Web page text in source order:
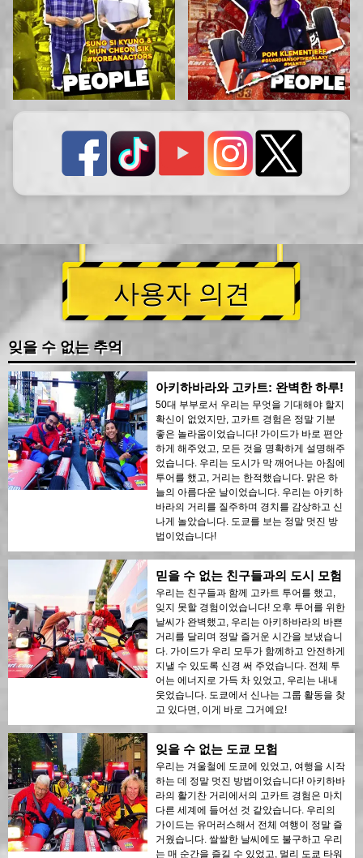
사용자 의견
잊을 수 없는 추억
아키하바라와 고카트: 완벽한 하루!
50대 부부로서 우리는 무엇을 기대해야 할지
확신이 없었지만, 고카트 경험은 정말 기분
좋은 놀라움이었습니다! 가이드가 바로 편안
하게 해주었고, 모든 것을 명확하게 설명해주
었습니다. 우리는 도시가 막 깨어나는 아침에
투어를 했고, 거리는 한적했습니다. 맑은 하
늘의 아름다운 날이었습니다. 우리는 아키하
바라의 거리를 질주하며 경치를 감상하고 신
나게 놀았습니다. 도쿄를 보는 정말 멋진 방
법이었습니다!
믿을 수 없는 친구들과의 도시 모험
우리는 친구들과 함께 고카트 투어를 했고,
잊지 못할 경험이었습니다! 오후 투어를 위한
날씨가 완벽했고, 우리는 아키하바라의 바쁜
거리를 달리며 정말 즐거운 시간을 보냈습니
다. 가이드가 우리 모두가 함께하고 안전하게
지낼 수 있도록 신경 써 주었습니다. 전체 투
어는 에너지로 가득 차 있었고, 우리는 내내
웃었습니다. 도쿄에서 신나는 그룹 활동을 찾
고 있다면, 이게 바로 그거예요!
잊을 수 없는 도쿄 모험
우리는 겨울철에 도쿄에 있었고, 여행을 시작
하는 데 정말 멋진 방법이었습니다! 아키하바
라의 활기찬 거리에서의 고카트 경험은 마치
다른 세계에 들어선 것 같았습니다. 우리의
가이드는 유머러스해서 전체 여행이 정말 즐
거웠습니다. 쌀쌀한 날씨에도 불구하고 우리
는 매 순간을 즐길 수 있었고, 멀리 도쿄 타워